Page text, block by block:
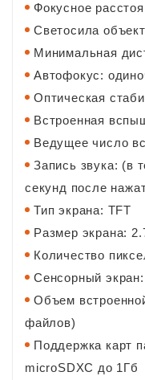
Фокусное
Светосила
Минимальная
Автофокус:
Оптическая
Встроенная
Ведущее число
Запись звука: (в
секунд после
Тип экрана: TFT
Размер экрана:
Количество
Сенсорный экран:
Объем
файлов)
Поддержка карт
microSDXC до 1Гб